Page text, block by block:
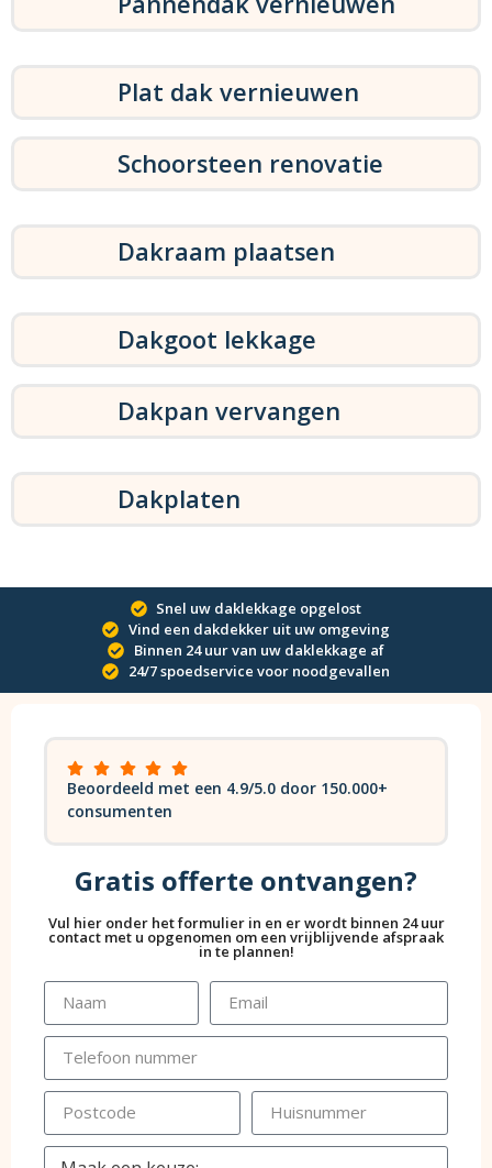
Plat dak vernieuwen
Schoorsteen renovatie
Dakraam plaatsen
Dakgoot lekkage
Dakpan vervangen
Dakplaten
Snel uw daklekkage opgelost
Vind een dakdekker uit uw omgeving
Binnen 24 uur van uw daklekkage af
24/7 spoedservice voor noodgevallen
Beoordeeld met een 4.9/5.0 door 150.000+
consumenten
Gratis offerte ontvangen?
Vul hier onder het formulier in en er wordt binnen 24 uur
contact met u opgenomen om een vrijblijvende afspraak
in te plannen!